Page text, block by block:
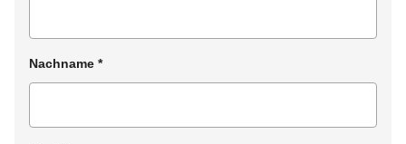
Nachname *